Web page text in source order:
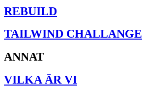
REBUILD
TAILWIND CHALLANGE
ANNAT
VILKA ÄR VI